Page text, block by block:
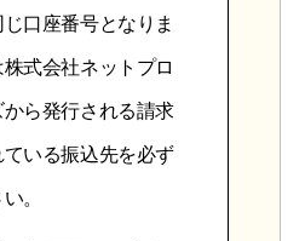
口座番号となりま
式会社ネットプロ
ら発行される請求
いる振込先を必ず
。